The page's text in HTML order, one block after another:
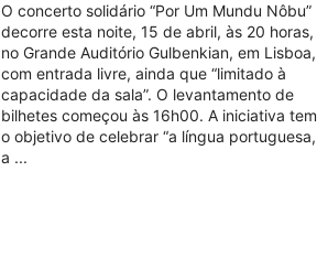
O concerto solidário “Por Um Mundu Nôbu”
decorre esta noite, 15 de abril, às 20 horas,
no Grande Auditório Gulbenkian, em Lisboa,
com entrada livre, ainda que “limitado à
capacidade da sala”. O levantamento de
bilhetes começou às 16h00. A iniciativa tem
o objetivo de celebrar “a língua portuguesa,
a